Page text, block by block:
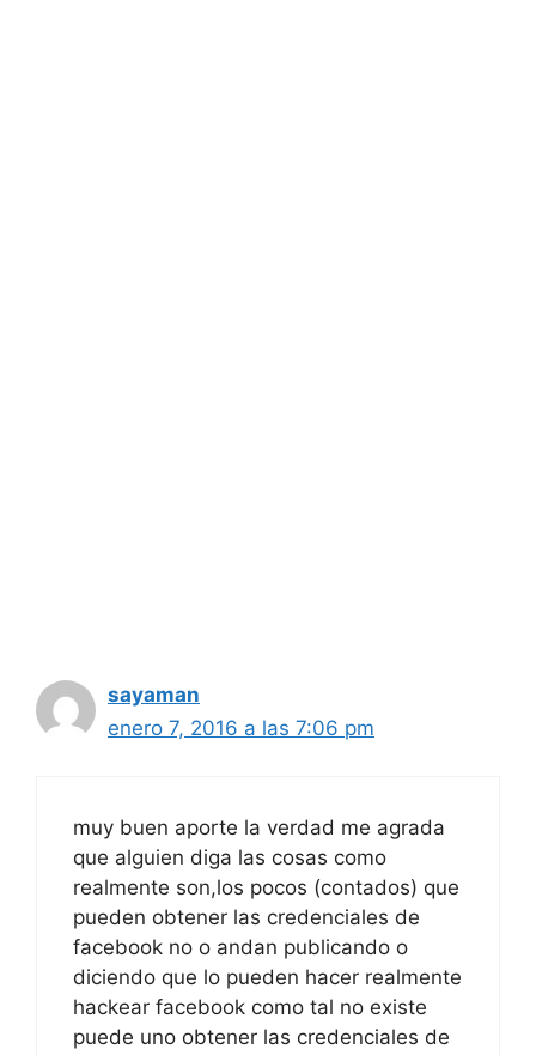
sayaman
enero 7, 2016 a las 7:06 pm
muy buen aporte la verdad me agrada
que alguien diga las cosas como
realmente son,los pocos (contados) que
pueden obtener las credenciales de
facebook no o andan publicando o
diciendo que lo pueden hacer realmente
hackear facebook como tal no existe
puede uno obtener las credenciales de